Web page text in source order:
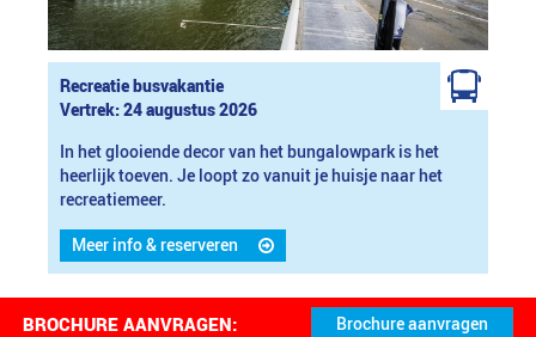
Recreatie busvakantie
Vertrek: 24 augustus 2026
In het glooiende decor van het bungalowpark is het
heerlijk toeven. Je loopt zo vanuit je huisje naar het
recreatiemeer.
Meer info & reserveren
BROCHURE AANVRAGEN: